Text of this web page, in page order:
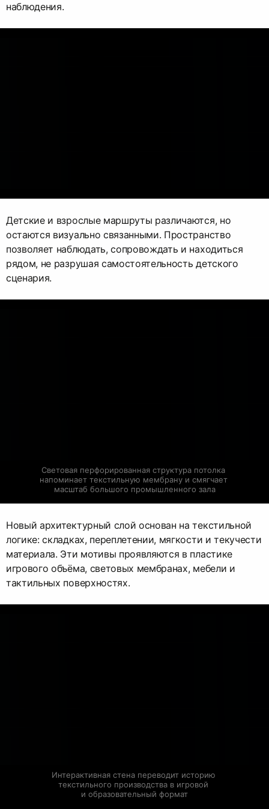
наблюдения.
Детские и взрослые маршруты различаются, но
остаются визуально связанными. Пространство
позволяет наблюдать, сопровождать и находиться
рядом, не разрушая самостоятельность детского
сценария.
Световая перфорированная структура потолка
напоминает текстильную мембрану и смягчает
масштаб большого промышленного зала
Новый архитектурный слой основан на текстильной
логике: складках, переплетении, мягкости и текучести
материала. Эти мотивы проявляются в пластике
игрового объёма, световых мембранах, мебели и
тактильных поверхностях.
Интерактивная стена переводит историю
текстильного производства в игровой
и образовательный формат